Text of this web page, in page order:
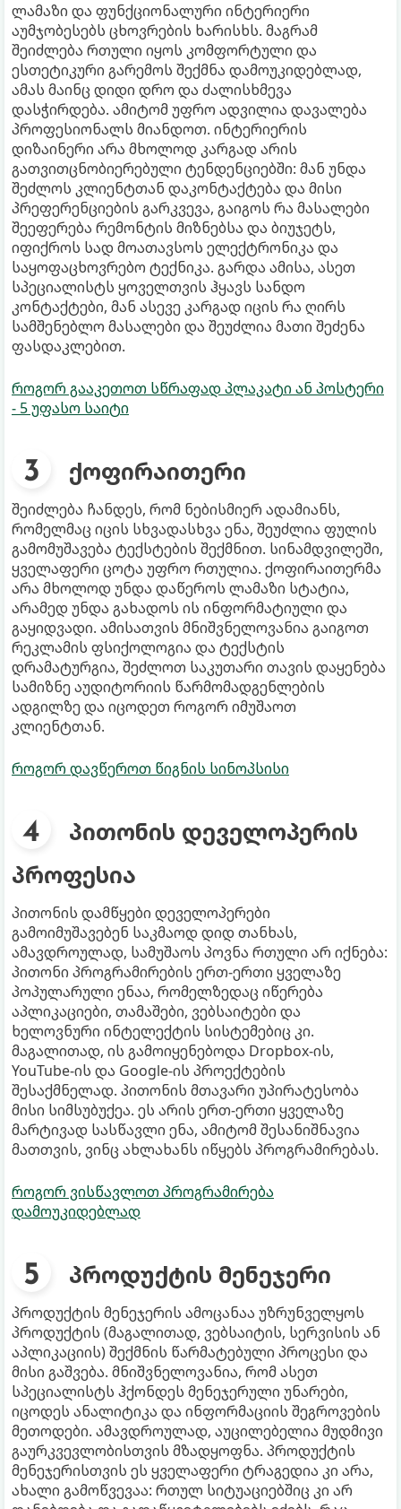
ლამაზი და ფუნქციონალური ინტერიერი
აუმჯობესებს ცხოვრების ხარისხს. მაგრამ
შეიძლება რთული იყოს კომფორტული და
ესთეტიკური გარემოს შექმნა დამოუკიდებლად,
ამას მაინც დიდი დრო და ძალისხმევა
დასჭირდება. ამიტომ უფრო ადვილია დავალება
პროფესიონალს მიანდოთ. ინტერიერის
დიზაინერი არა მხოლოდ კარგად არის
გათვითცნობიერებული ტენდენციებში: მან უნდა
შეძლოს კლიენტთან დაკონტაქტება და მისი
პრეფერენციების გარკვევა, გაიგოს რა მასალები
შეეფერება რემონტის მიზნებსა და ბიუჯეტს,
იფიქროს სად მოათავსოს ელექტრონიკა და
საყოფაცხოვრებო ტექნიკა. გარდა ამისა, ასეთ
სპეციალისტს ყოველთვის ჰყავს სანდო
კონტაქტები, მან ასევე კარგად იცის რა ღირს
სამშენებლო მასალები და შეუძლია მათი შეძენა
ფასდაკლებით.
როგორ გააკეთოთ სწრაფად პლაკატი ან პოსტერი
- 5 უფასო საიტი
ქოფირაითერი
შეიძლება ჩანდეს, რომ ნებისმიერ ადამიანს,
რომელმაც იცის სხვადასხვა ენა, შეუძლია ფულის
გამომუშავება ტექსტების შექმნით. სინამდვილეში,
ყველაფერი ცოტა უფრო რთულია. ქოფირაითერმა
არა მხოლოდ უნდა დაწეროს ლამაზი სტატია,
არამედ უნდა გახადოს ის ინფორმატიული და
გაყიდვადი. ამისათვის მნიშვნელოვანია გაიგოთ
რეკლამის ფსიქოლოგია და ტექსტის
დრამატურგია, შეძლოთ საკუთარი თავის დაყენება
სამიზნე აუდიტორიის წარმომადგენლების
ადგილზე და იცოდეთ როგორ იმუშაოთ
კლიენტთან.
როგორ დავწეროთ წიგნის სინოპსისი
პითონის დეველოპერის
პროფესია
პითონის დამწყები დეველოპერები
გამოიმუშავებენ საკმაოდ დიდ თანხას,
ამავდროულად, სამუშაოს პოვნა რთული არ იქნება:
პითონი პროგრამირების ერთ-ერთი ყველაზე
პოპულარული ენაა, რომელზედაც იწერება
აპლიკაციები, თამაშები, ვებსაიტები და
ხელოვნური ინტელექტის სისტემებიც კი.
მაგალითად, ის გამოიყენებოდა Dropbox-ის,
YouTube-ის და Google-ის პროექტების
შესაქმნელად. პითონის მთავარი უპირატესობა
მისი სიმსუბუქეა. ეს არის ერთ-ერთი ყველაზე
მარტივად სასწავლი ენა, ამიტომ შესანიშნავია
მათთვის, ვინც ახლახანს იწყებს პროგრამირებას.
როგორ ვისწავლოთ პროგრამირება
დამოუკიდებლად
პროდუქტის მენეჯერი
პროდუქტის მენეჯერის ამოცანაა უზრუნველყოს
პროდუქტის (მაგალითად, ვებსაიტის, სერვისის ან
აპლიკაციის) შექმნის წარმატებული პროცესი და
მისი გაშვება. მნიშვნელოვანია, რომ ასეთ
სპეციალისტს ჰქონდეს მენეჯერული უნარები,
იცოდეს ანალიტიკა და ინფორმაციის შეგროვების
მეთოდები. ამავდროულად, აუცილებელია მუდმივი
გაურკვევლობისთვის მზადყოფნა. პროდუქტის
მენეჯერისთვის ეს ყველაფერი ტრაგედია კი არა,
ახალი გამოწვევაა: რთულ სიტუაციებშიც კი არ